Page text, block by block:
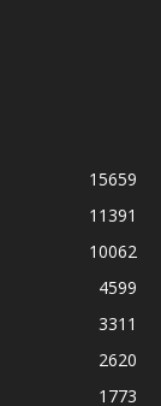
15659
11391
10062
4599
3311
2620
1773